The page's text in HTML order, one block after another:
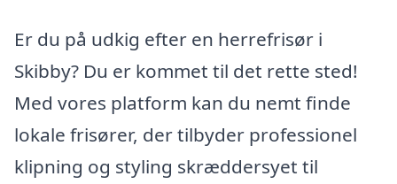
Er du på udkig efter en herrefrisør i
Skibby? Du er kommet til det rette sted!
Med vores platform kan du nemt finde
lokale frisører, der tilbyder professionel
klipning og styling skræddersyet til